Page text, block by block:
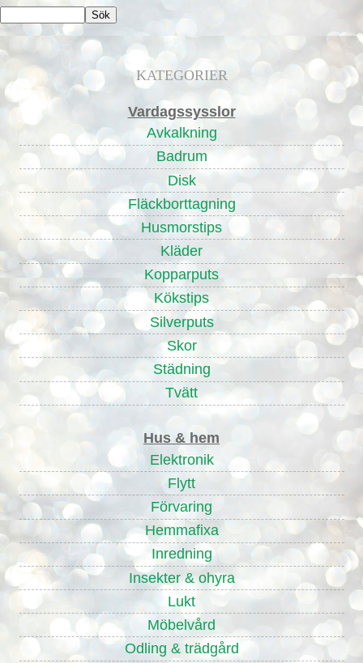
KATEGORIER
Vardagssysslor
Avkalkning
Badrum
Disk
Fläckborttagning
Husmorstips
Kläder
Kopparputs
Kökstips
Silverputs
Skor
Städning
Tvätt
Hus & hem
Elektronik
Flytt
Förvaring
Hemmafixa
Inredning
Insekter & ohyra
Lukt
Möbelvård
Odling & trädgård